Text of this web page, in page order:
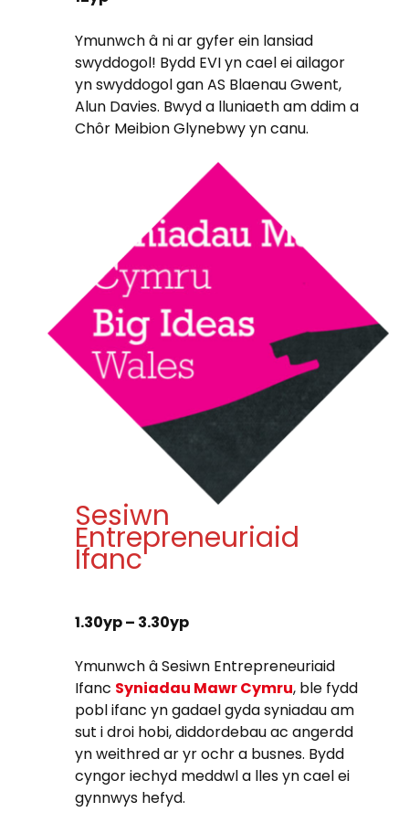
Ymunwch â ni ar gyfer ein lansiad
swyddogol! Bydd EVI yn cael ei ailagor
yn swyddogol gan AS Blaenau Gwent,
Alun Davies. Bwyd a lluniaeth am ddim a
Chôr Meibion Glynebwy yn canu.
Sesiwn
Entrepreneuriaid
Ifanc
1.30yp – 3.30yp
Ymunwch â Sesiwn Entrepreneuriaid
Ifanc Syniadau Mawr Cymru, ble fydd
pobl ifanc yn gadael gyda syniadau am
sut i droi hobi, diddordebau ac angerdd
yn weithred ar yr ochr a busnes. Bydd
cyngor iechyd meddwl a lles yn cael ei
gynnwys hefyd.